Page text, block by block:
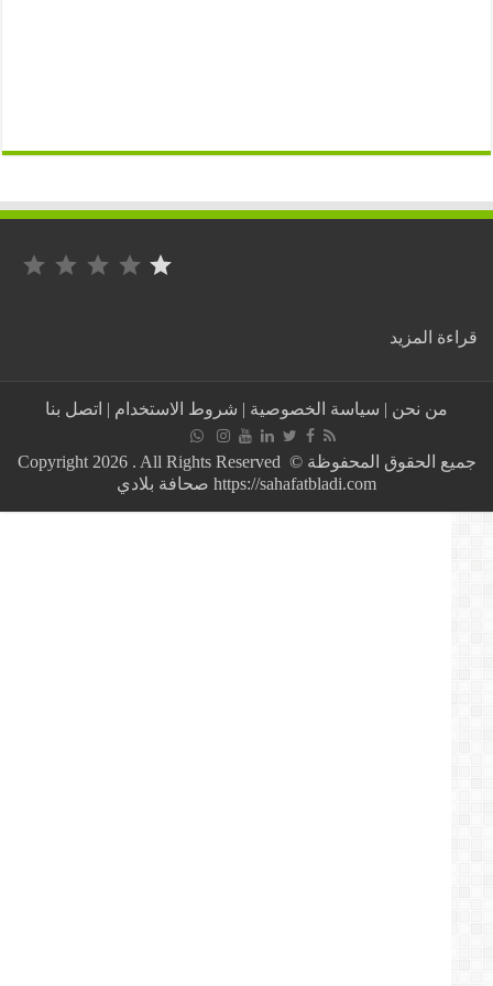
المزيد :
للهيئة
لمكافحة
من نحن| سياسة الخصوصية|شروط الاستخدام|اتصل بنا
جميع الحقوق المحفوظة © Copyright 2026 . All Rights Reserved
https://sahafatbladi.com صحافة بلادي